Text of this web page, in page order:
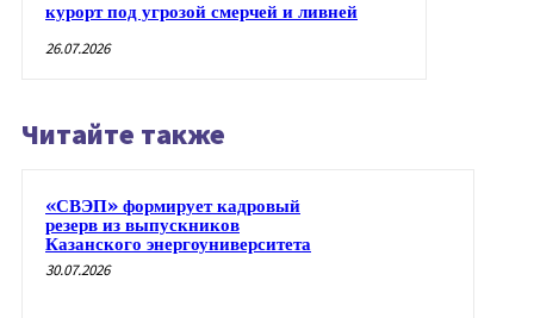
курорт под угрозой смерчей и ливней
26.07.2026
Читайте также
«СВЭП» формирует кадровый
резерв из выпускников
Казанского энергоуниверситета
30.07.2026